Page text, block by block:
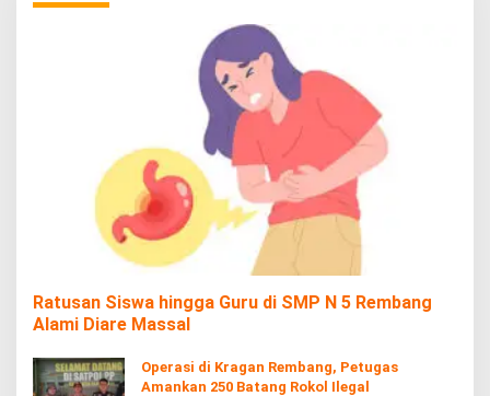
Ratusan Siswa hingga Guru di SMP N 5 Rembang
Alami Diare Massal
Operasi di Kragan Rembang, Petugas
Amankan 250 Batang Rokol Ilegal